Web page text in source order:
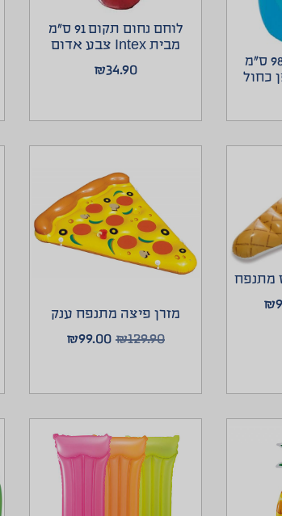
חיות נחום תקום 98 ס”מ
לוחם נחום תקום 91 ס”מ
מבית Intex צבע אדום
₪34.90
מתנפח
₪
מזרן פיצה מתנפח ענק
₪129.90
₪99.00